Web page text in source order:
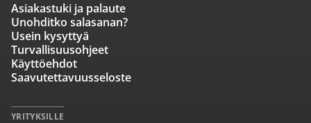
Asiakastuki ja palaute
Unohditko salasanan?
Usein kysyttyä
Turvallisuusohjeet
Käyttöehdot
Saavutettavuusseloste
YRITYKSILLE